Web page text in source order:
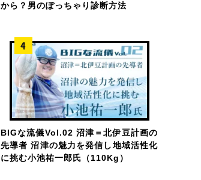
から？男のぽっちゃり診断方法
BIGな流儀Vol.02 沼津＝北伊豆計画の
先導者 沼津の魅力を発信し地域活性化
に挑む小池祐一郎氏（110Kg）